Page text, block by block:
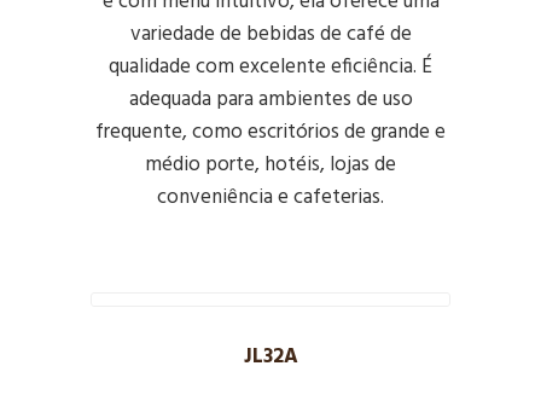
variedade de bebidas de café de
qualidade com excelente eficiência. É
adequada para ambientes de uso
frequente, como escritórios de grande e
médio porte, hotéis, lojas de
conveniência e cafeterias.
JL32A